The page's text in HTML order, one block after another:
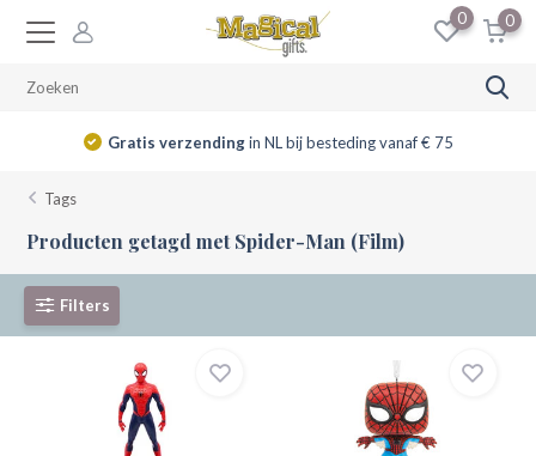
0 0
Gratis verzendingin NL bij besteding vanaf € 75
Tags
Producten getagd met Spider-Man (Film)
Filters